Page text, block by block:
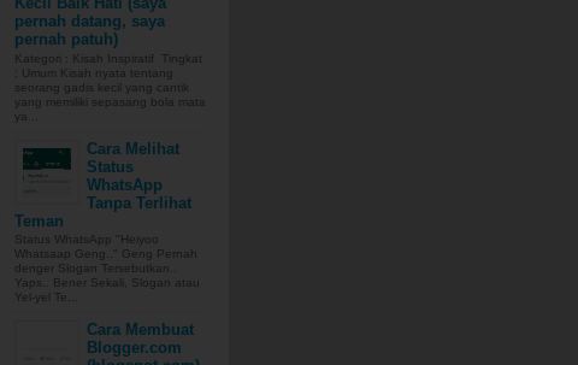
pernah datang, saya
pernah patuh)
Kategori : Kisah Inspiratif Tingkat
: Umum Kisah nyata tentang
seorang gadis kecil yang cantik
yang memiliki sepasang bola mata
ya...
Cara Melihat
Status
WhatsApp
Tanpa Terlihat
Teman
Status WhatsApp "Heiyoo
Whatsaap Geng.." Geng Pernah
denger Slogan Tersebutkan..
Yaps.. Bener Sekali, Slogan atau
Yel-yel Te...
Cara Membuat
Blogger.com